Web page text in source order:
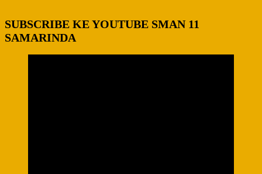
SUBSCRIBE KE YOUTUBE SMAN 11
SAMARINDA